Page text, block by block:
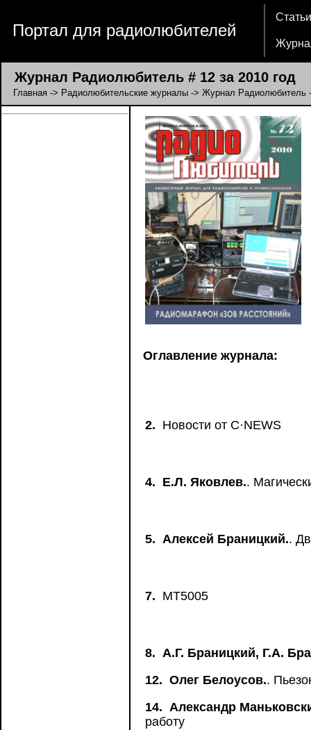
Портал для радиолюбителей
Статьи
Журнал Радиолюбитель # 12 за 2010 год
Главная -> Радиолюбительские журналы -> Журнал Радиолюбитель
Оглавление журнала:
2. Новости от C·NEWS
4. Е.Л. Яковлев..
5. Алексей Браницкий..
7. MT5005
8. А.Г. Браницкий, Г.А.
12. Олег Белоусов..
14. Александр
работу